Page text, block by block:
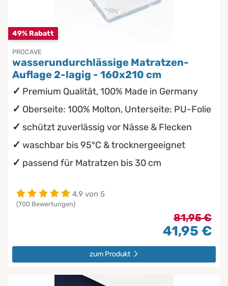
49% Rabatt
PROCAVE
wasserundurchlässige Matratzen-
Auflage 2-lagig - 160x210 cm
Premium Qualität, 100% Made in Germany
Oberseite: 100% Molton, Unterseite: PU-Folie
schützt zuverlässig vor Nässe & Flecken
waschbar bis 95°C & trocknergeeignet
passend für Matratzen bis 30 cm
4.9 von 5
(700 Bewertungen)
81,95 €
41,95 €
zum Produkt
Babymatratzen
Antidekubitusmatratzen
Pflegematratzen
Matratzen nach Maß
Die beste Schlafposition finden
Die besten Sommerbettdecken
Die richtige Matratze kaufen